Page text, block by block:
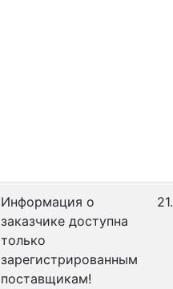
Информация о
заказчике доступна
только
зарегистрированным
поставщикам!